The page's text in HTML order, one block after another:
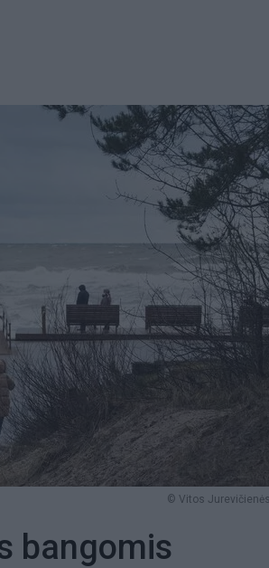
© Vitos
bangomis